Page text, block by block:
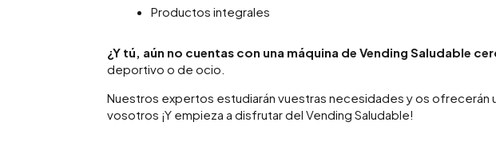
Productos integrales
¿Y tú, aún no cuentas con una máquina de Vending Saludable
deportivo o de ocio.
Nuestros expertos estudiarán vuestras necesidades y os ofrecerán
vosotros ¡Y empieza a disfrutar del Vending Saludable!